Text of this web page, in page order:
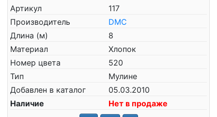
Артикул
117
Производитель
DMC
Длина (м)
8
Материал
Хлопок
Номер цвета
520
Тип
Мулине
Добавлен в каталог
05.03.2010
Наличие
Нет в продаже